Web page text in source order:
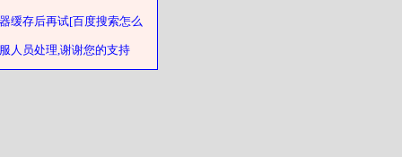
缓存后再试[百度搜索怎么
人员处理,谢谢您的支持